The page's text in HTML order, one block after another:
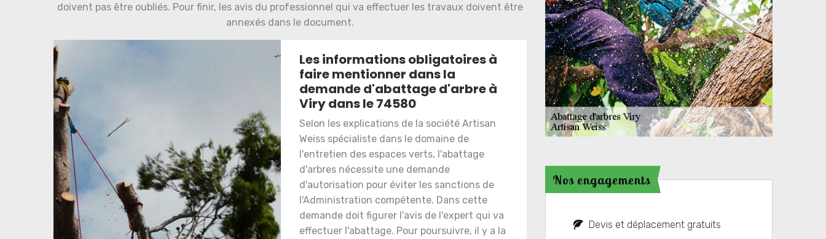
doivent pas être oubliés. Pour finir, les avis du professionnel qui va effectuer les travaux doivent être
annexés dans le document.
Les informations obligatoires à
faire mentionner dans la
demande d'abattage d'arbre à
Viry dans le 74580
Selon les explications de la société Artisan
Weiss spécialiste dans le domaine de
l'entretien des espaces verts, l'abattage
d'arbres nécessite une demande
d'autorisation pour éviter les sanctions de
l'Administration compétente. Dans cette
demande doit figurer l'avis de l'expert qui va
effectuer l'abattage. Pour poursuivre, il y a la
Nos engagements
Devis et déplacement gratuits